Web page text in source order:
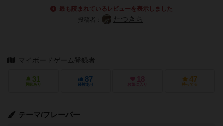
最も読まれているレビューを表示しました
投稿者：
たつきち
マイボードゲーム登録者
31
興味あり
87
経験あり
18
お気に入り
47
持ってる
テーマ/フレーバー